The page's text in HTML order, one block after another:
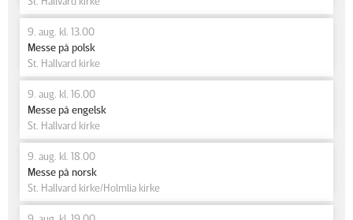
9. aug. kl. 13.00
Messe på polsk
St. Hallvard kirke
9. aug. kl. 16.00
Messe på engelsk
St. Hallvard kirke
9. aug. kl. 18.00
Messe på norsk
St. Hallvard kirke/Holmlia kirke